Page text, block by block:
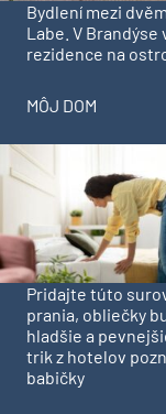
Bydlení mezi
Labe. V Brandýse
rezidence na
MÔJ DOM
Pridajte túto
prania, obliečky
hladšie a
trik z hotelov
babičky